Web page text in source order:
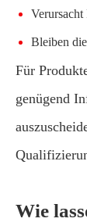
Bleiben
Für
genügend
Wie